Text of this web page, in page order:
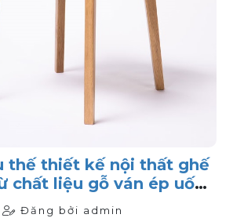
thế thiết kế nội thất ghế
chất liệu gỗ ván ép uốn
Đăng bởi admin